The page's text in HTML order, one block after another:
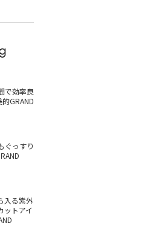
で効率良
GRAND
ぐっすり
入る紫外
ットアイ